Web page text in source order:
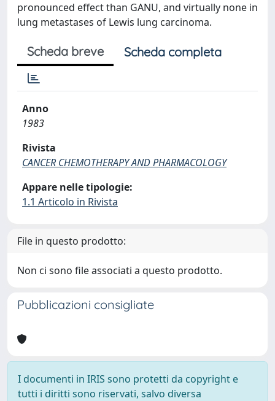
pronounced effect than GANU, and virtually none in
lung metastases of Lewis lung carcinoma.
Scheda breve Scheda completa
Anno
1983
Rivista
CANCER CHEMOTHERAPY AND PHARMACOLOGY
Appare nelle tipologie:
1.1 Articolo in Rivista
File in questo prodotto:
Non ci sono file associati a questo prodotto.
Pubblicazioni consigliate
I documenti in IRIS sono protetti da copyright e
tutti i diritti sono riservati, salvo diversa